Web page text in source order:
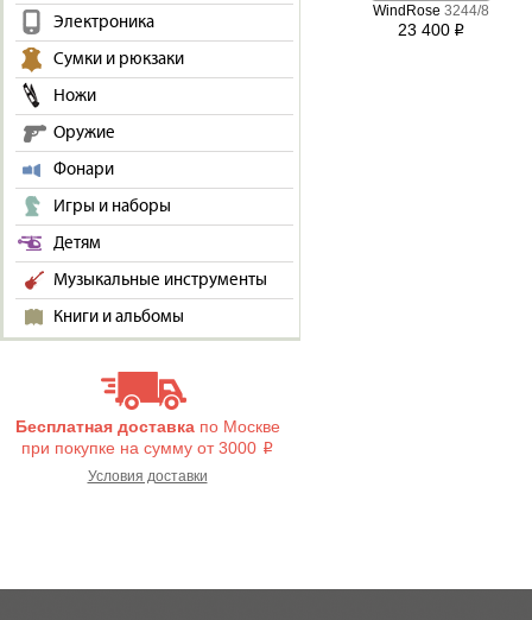
Электроника
Сумки и рюкзаки
Ножи
Оружие
Фонари
Игры и наборы
Детям
Музыкальные инструменты
Книги и альбомы
Бесплатная доставкапо Москве
при покупке на сумму от 3000 i
Условия доставки
WindRose 3244/8
23 400 i